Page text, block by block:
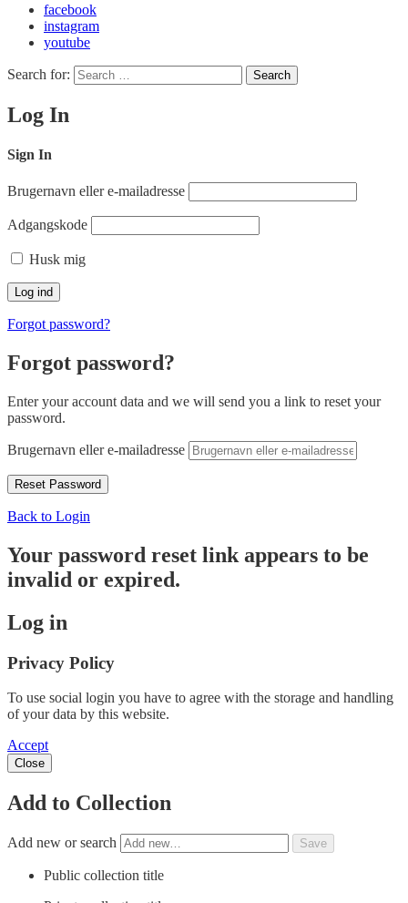
facebook
instagram
youtube
Search for: Search
Log In
Sign In
Brugernavn eller e-mailadresse
Adgangskode
Husk mig
Forgot password?
Forgot password?
Enter your account data and we will send you a link to reset your
password.
Brugernavn eller e-mailadresse
Back to Login
Your password reset link appears to be
invalid or expired.
Log in
Privacy Policy
To use social login you have to agree with the storage and handling
of your data by this website.
Accept
Close
Add to Collection
Add new or search
Public collection title